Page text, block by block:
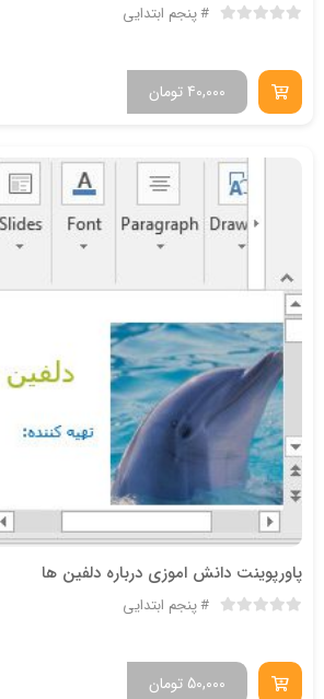
پنجم ابتدایی
تومان40,000
پاورپوینت دانش اموزی درباره دلفین ها
پنجم ابتدایی
تومان 50,000